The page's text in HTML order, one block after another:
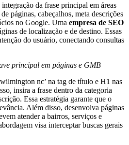
da frase principal em áreas
páginas, cabeçalhos, meta descrições
no Google. Uma empresa de SEO
de localização e de destino. Essas
do usuário, conectando consultas
principal em páginas e GMB
nc’ na tag de título e H1 nas
insira a frase dentro da categoria
Essa estratégia garante que o
Além disso, desenvolva páginas
atender a bairros, serviços e
visa interceptar buscas gerais